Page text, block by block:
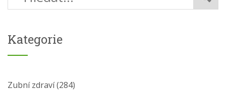
Kategorie
Zubní zdraví(284)